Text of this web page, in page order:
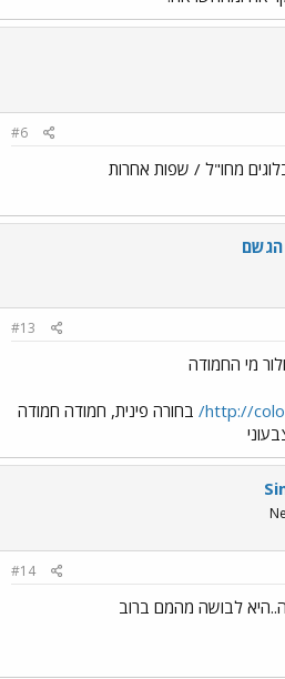
#6
הגשם
#13
מי החמודה
http:// בחורה פינית, חמודה חמודה
#14
לבושה מהמם ברוב